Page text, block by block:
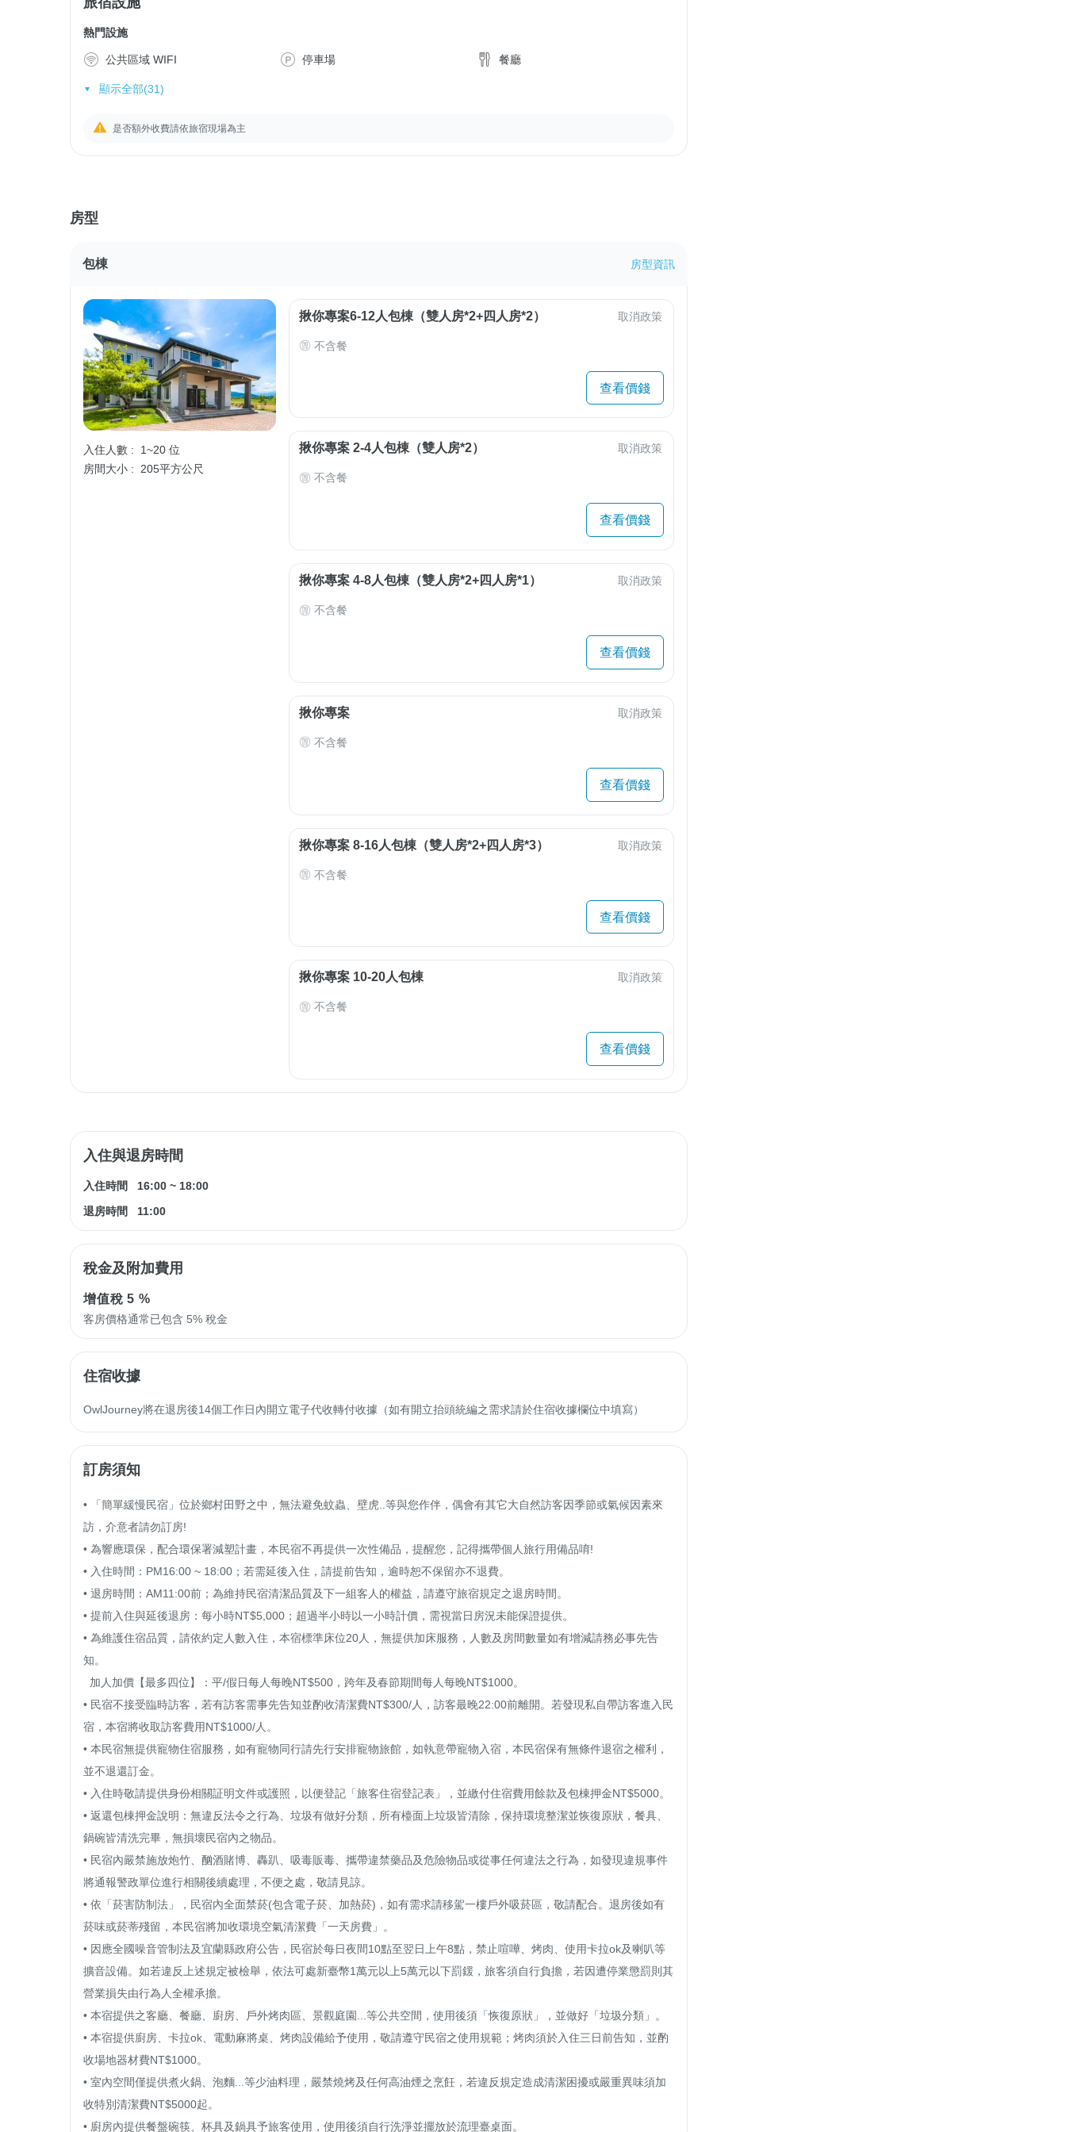
熱門設施
公共區域 WIFI 停車場 餐廳
顯示全部(31)
是否額外收費請依旅宿現場為主
房型
包棟 房型資訊
入住人數 :
1~20 位
房間大小 :
205平方公尺
揪你專案6-12人包棟（雙人房*2+四人房*2） 取消政策
不含餐
查看價錢
揪你專案 2-4人包棟（雙人房*2） 取消政策
不含餐
查看價錢
揪你專案 4-8人包棟（雙人房*2+四人房*1） 取消政策
不含餐
查看價錢
揪你專案 取消政策
不含餐
查看價錢
揪你專案 8-16人包棟（雙人房*2+四人房*3） 取消政策
不含餐
查看價錢
揪你專案 10-20人包棟 取消政策
不含餐
查看價錢
入住與退房時間
入住時間 16:00 ~ 18:00
退房時間
11:00
稅金及附加費用
增值稅5 %
客房價格通常已包含 5% 稅金
住宿收據
OwlJourney將在退房後14個工作日內開立電子代收轉付收據（如有開立抬頭統編之需求請於住宿收據欄位中填寫）
訂房須知
• 「簡單緩慢民宿」位於鄉村田野之中，無法避免蚊蟲、壁虎..等與您作伴，偶會有其它大自然訪客因季節或氣候因素來
訪，介意者請勿訂房!
• 為響應環保，配合環保署減塑計畫，本民宿不再提供一次性備品，提醒您，記得攜帶個人旅行用備品唷!
• 入住時間：PM16:00 ~ 18:00；若需延後入住，請提前告知，逾時恕不保留亦不退費。
• 退房時間：AM11:00前；為維持民宿清潔品質及下一組客人的權益，請遵守旅宿規定之退房時間。
• 提前入住與延後退房：每小時NT$5,000；超過半小時以一小時計價，需視當日房況未能保證提供。
• 為維護住宿品質，請依約定人數入住，本宿標準床位20人，無提供加床服務，人數及房間數量如有增減請務必事先告
知。
• 民宿不接受臨時訪客，若有訪客需事先告知並酌收清潔費NT$300/人，訪客最晚22:00前離開。若發現私自帶訪客進入民
宿，本宿將收取訪客費用NT$1000/人。
• 本民宿無提供寵物住宿服務，如有寵物同行請先行安排寵物旅館，如執意帶寵物入宿，本民宿保有無條件退宿之權利，
並不退還訂金。
• 入住時敬請提供身份相關証明文件或護照，以便登記「旅客住宿登記表」，並繳付住宿費用餘款及包棟押金NT$5000。
• 返還包棟押金說明：無違反法令之行為、垃圾有做好分類，所有檯面上垃圾皆清除，保持環境整潔並恢復原狀，餐具、
鍋碗皆清洗完畢，無損壞民宿內之物品。
• 民宿內嚴禁施放炮竹、酗酒賭博、轟趴、吸毒販毒、攜帶違禁藥品及危險物品或從事任何違法之行為，如發現違規事件
將通報警政單位進行相關後續處理，不便之處，敬請見諒。
• 依「菸害防制法」，民宿內全面禁菸(包含電子菸、加熱菸)，如有需求請移駕一樓戶外吸菸區，敬請配合。退房後如有
菸味或菸蒂殘留，本民宿將加收環境空氣清潔費「一天房費」。
• 因應全國噪音管制法及宜蘭縣政府公告，民宿於每日夜間10點至翌日上午8點，禁止喧嘩、烤肉、使用卡拉ok及喇叭等
擴音設備。如若違反上述規定被檢舉，依法可處新臺幣1萬元以上5萬元以下罰鍰，旅客須自行負擔，若因遭停業懲罰則其
營業損失由行為人全權承擔。
• 本宿提供之客廳、餐廳、廚房、戶外烤肉區、景觀庭園...等公共空間，使用後須「恢復原狀」，並做好「垃圾分類」。
• 本宿提供廚房、卡拉ok、電動麻將桌、烤肉設備給予使用，敬請遵守民宿之使用規範；烤肉須於入住三日前告知，並酌
收場地器材費NT$1000。
• 室內空間僅提供煮火鍋、泡麵...等少油料理，嚴禁燒烤及任何高油煙之烹飪，若違反規定造成清潔困擾或嚴重異味須加
收特別清潔費NT$5000起。
• 廚房內提供餐盤碗筷、杯具及鍋具予旅客使用，使用後須自行洗淨並擺放於流理臺桌面。